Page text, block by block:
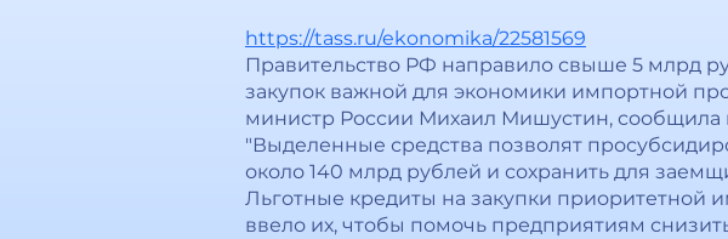
https://tass.ru/ekonomika/22581569
Правительство РФ направило свыше 5 млрд
закупок важной для экономики импортной
министр России Михаил Мишустин, сообщила
"Выделенные средства позволят
около 140 млрд рублей и сохранить для
Льготные кредиты на закупки приоритетной
ввело их, чтобы помочь предприятиям